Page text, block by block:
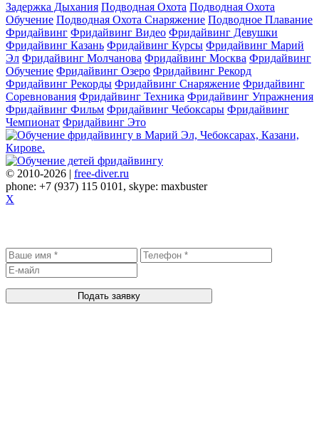
Задержка Дыхания Подводная Охота Подводная Охота
Обучение Подводная Охота Снаряжение Подводное Плавание
Фридайвинг Фридайвинг Видео Фридайвинг Девушки
Фридайвинг Казань Фридайвинг Курсы Фридайвинг Марий
Эл Фридайвинг Молчанова Фридайвинг Москва Фридайвинг
Обучение Фридайвинг Озеро Фридайвинг Рекорд
Фридайвинг Рекорды Фридайвинг Снаряжение Фридайвинг
Соревнования Фридайвинг Техника Фридайвинг Упражнения
Фридайвинг Фильм Фридайвинг Чебоксары Фридайвинг
Чемпионат Фридайвинг Это
© 2010-2026 | free-diver.ru
phone: +7 (937) 115 0101, skype: maxbuster
X